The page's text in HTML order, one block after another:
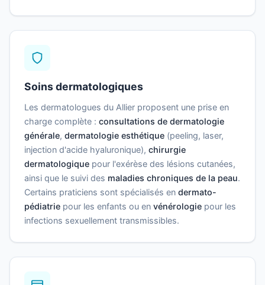
Soins dermatologiques
Les dermatologues du Allier proposent une prise en
charge complète : consultations de dermatologie
générale, dermatologie esthétique (peeling, laser,
injection d'acide hyaluronique), chirurgie
dermatologique pour l'exérèse des lésions cutanées,
ainsi que le suivi des maladies chroniques de la peau.
Certains praticiens sont spécialisés en dermato-
pédiatrie pour les enfants ou en vénérologie pour les
infections sexuellement transmissibles.